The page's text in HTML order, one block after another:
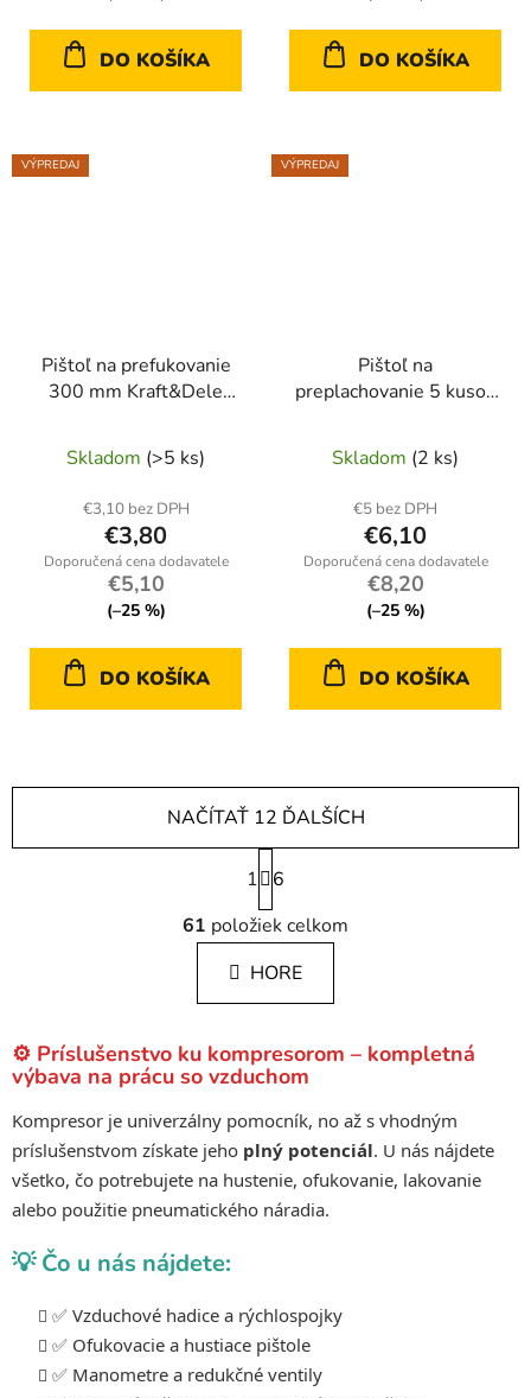
DO KOŠÍKA DO KOŠÍKA
VÝPREDAJ
Pištoľ na prefukovanie
300 mm Kraft&Dele
Skladom (>5 ks)
€3,10 bez DPH
€3,80
€5,10
(–25 %)
DO KOŠÍKA
VÝPREDAJ
Pištoľ na
preplachovanie 5 kusov
Skladom (2 ks)
€5 bez DPH
€6,10
€8,20
(–25 %)
DO KOŠÍKA
O
v
l
á
d
c
i
e
p
r
v
k
p
i
s
NAČÍTAŤ 12 ĎALŠÍCH
S
t
r
á
n
k
n
i
1
6
61 položiek celkom
HORE
⚙️ Príslušenstvo ku kompresorom – kompletná
výbava na prácu so vzduchom
Kompresor je univerzálny pomocník, no až s vhodným
príslušenstvom získate jeho plný potenciál. U nás nájdete
všetko, čo potrebujete na hustenie, ofukovanie, lakovanie
alebo použitie pneumatického náradia.
💡 Čo u nás nájdete:
✅ Vzduchové hadice a rýchlospojky
✅ Ofukovacie a hustiace pištole
✅ Manometre a redukčné ventily